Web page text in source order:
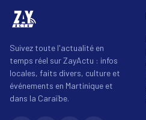
Suivez toute l'actualité en
temps réel sur ZayActu : infos
locales, faits divers, culture et
événements en Martinique et
dans la Caraïbe.